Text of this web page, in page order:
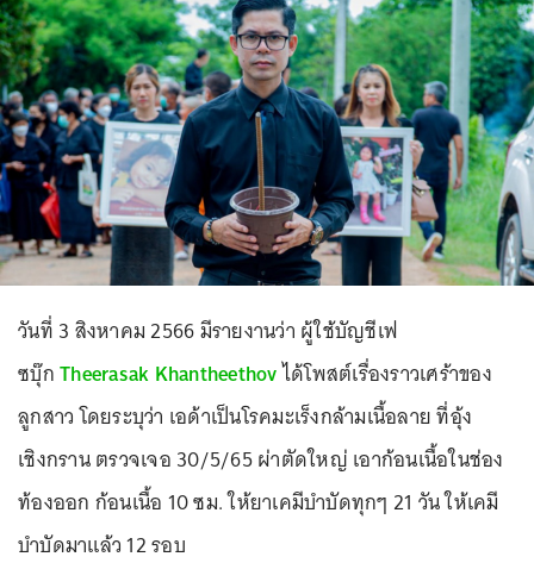
วันที่ 3 สิงหาคม 2566 มีรายงานว่า ผู้ใช้บัญชีเฟ
ซบุ๊กTheerasak Khantheethovได้โพสต์เรื่องราวเศร้าของ
ลูกสาว โดยระบุว่า เอด้าเป็นโรคมะเร็งกล้ามเนื้อลาย ที่อุ้ง
เชิงกราน ตรวจเจอ 30/5/65 ผ่าตัดใหญ่ เอาก้อนเนื้อในช่อง
ท้องออก ก้อนเนื้อ 10 ซม. ให้ยาเคมีบำบัดทุกๆ 21 วัน ให้เคมี
บำบัดมาแล้ว 12 รอบ